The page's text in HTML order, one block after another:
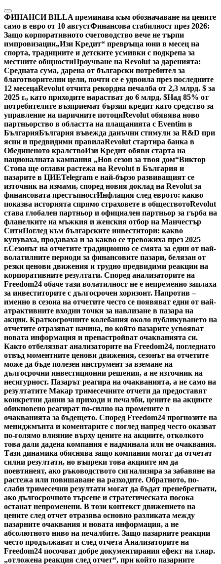
Skip
to
content
ФИНАНСИ BILLA преминава към обозначаване на цените
само в евро от 10 августФинансова стабилност през 2026:
Защо корпоративното счетоводство вече не търпи
импровизации„Изи Кредит“ превръща юни в месец на
спорта, традициите и детските усмивки с подкрепа за
местните общностиПроучване на Revolut за даренията:
Средната сума, дарена от български потребител за
благотворителни цели, почти се е удвоила през последните
12 месецаRevolut отчита рекордна печалба от 2,3 млрд. $ за
2025 г., като приходите нарастват до 6 млрд. $Над 85% от
потребителите възприемат бързия кредит като средство за
управление на паричните потоциRevolut обявява ново
партньорство в областта на плащанията с Eventim в
БългарияБългария въвежда данъчни стимули за R&D при
ясни и предвидими правилаRevolut стартира банка в
Обединеното кралствоИзи Кредит обяви старта на
националната кампания „Нов сезон за твоя дом“Виктор
Стопа ще оглави растежа на Revolut в България и
пазарите в ЦИЕTelegram е най-бързо развиващият се
източник на измами, според новия доклад на Revolut за
финансовата престъпностИнфлация след еврото: какво
показва историята спрямо страховете в обществотоRevolut
става глобален партньор и официален партньор за гърба на
фланелките на мъжкия и женския отбор на Манчестър
СитиПоглед към българските инвеститори: какво
купуваха, продаваха и за какво се тревожиха през 2025
г.Сезонът на отчетите традиционно се смята за един от най-
волатилните периоди за финансовите пазари, белязан от
резки ценови движения и трудно предвидими реакции на
корпоративните резултати. Според анализаторите на
Freedom24 обаче тази волатилност не е непременно заплаха
за инвеститорите с дългосрочен хоризонт. Напротив –
именно в сезона на отчетите често се появяват едни от най-
атрактивните входни точки за навлизане в пазара на
акции. Краткосрочните колебания около публикуването на
отчетите отразяват начина, по който пазарите усвояват
новата информация и пренастройват очакванията си.
Както отбелязват анализаторите на Freedom24, погледнато
отвъд моментните ценови движения, сезонът на отчетите
може да бъде полезен инструмент за вземане на
дългосрочни инвестиционни решения, а не източник на
несигурност. Пазарът реагира на очакванията, а не само на
резултатите Макар тримесечните отчети да предоставят
конкретни данни за приходи и печалби, цените на акциите
обикновено реагират по-силно на промените в
очакванията за бъдещето. Според Freedom24 прогнозите на
мениджмънта и коментарите с поглед напред често оказват
по-голямо влияние върху цените на акциите, отколкото
това дали дадена компания е надминала или не очаквания.
Тази динамика обяснява защо компании могат да отчетат
силни резултати, но въпреки това акциите им да
поевтинеят, ако ръководството сигнализира за забавяне на
растежа или повишаване на разходите. Обратното, по-
слаби тримесечни резултати могат да бъдат пренебрегнати,
ако дългосрочното търсене и стратегическата посока
останат непроменени. В този контекст движението на
цените след отчет отразява основно разликата между
пазарните очаквания и новата информация, а не
абсолютното ниво на печалбите. Защо пазарните реакции
често продължават и след отчета Анализаторите на
Freedom24 посочват добре документирания ефект на т.нар.
„отложена реакция след отчет“, при който пазарните